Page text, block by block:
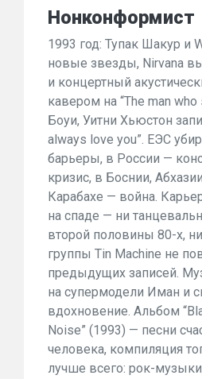
Нонконформист
1993 год: Тупак Шакур и
новые звезды, Nirvana
и концертный
кавером на “The man
Боуи, Уитни Хьюстон
always love you”. ЕЭС
барьеры, в России —
кризис, в Боснии,
Карабахе — война.
на спаде — ни
второй половины 80-х,
группы Tin Machine не
предыдущих записей.
на супермодели Иман и
вдохновение. Альбом
Noise” (1993) — песни
человека, компиляция
лучше всего: рок-